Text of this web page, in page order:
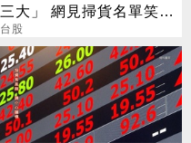
三大」 網見掃貨名單笑：
不懂在幹嘛
台股